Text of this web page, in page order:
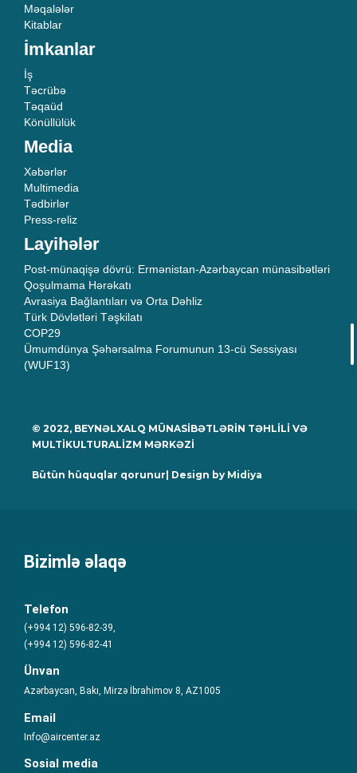
Məqalələr
Kitablar
İmkanlar
İş
Təcrübə
Təqaüd
Könüllülük
Media
Xəbərlər
Multimedia
Tədbirlər
Press-reliz
Layihələr
Post-münaqişə dövrü: Ermənistan-Azərbaycan münasibətləri
Qoşulmama Hərəkatı
Avrasiya Bağlantıları və Orta Dəhliz
Türk Dövlətləri Təşkilatı
COP29
Ümumdünya Şəhərsalma Forumunun 13-cü Sessiyası
(WUF13)
© 2022, BEYNƏLXALQ MÜNASİBƏTLƏRİN TƏHLİLİ VƏ
MULTİKULTURALİZM MƏRKƏZİ
Bütün hüquqlar qorunur| Design by Midiya
Bizimlə əlaqə
Telefon
(+994 12) 596-82-39,
(+994 12) 596-82-41
Ünvan
Azərbaycan, Bakı, Mirzə İbrahimov 8, AZ1005
Email
Info@aircenter.az
Sosial media